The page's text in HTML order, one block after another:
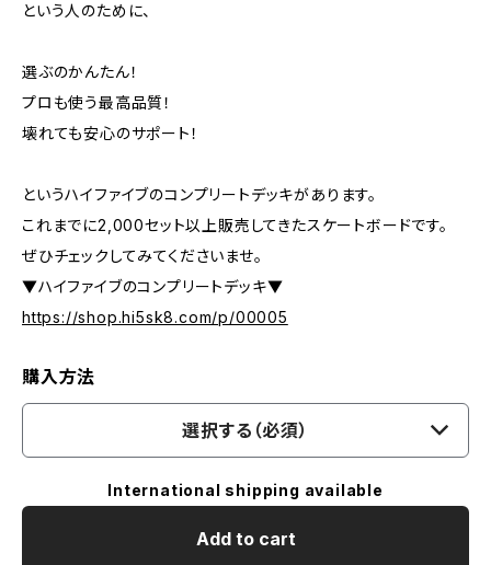
という人のために、
選ぶのかんたん！
プロも使う最高品質！
壊れても安心のサポート！
というハイファイブのコンプリートデッキがあります。
これまでに2,000セット以上販売してきたスケートボードです。
ぜひチェックしてみてくださいませ。
▼ハイファイブのコンプリートデッキ▼
https://shop.hi5sk8.com/p/00005
購入方法
選択する（必須）
International shipping available
Add to cart